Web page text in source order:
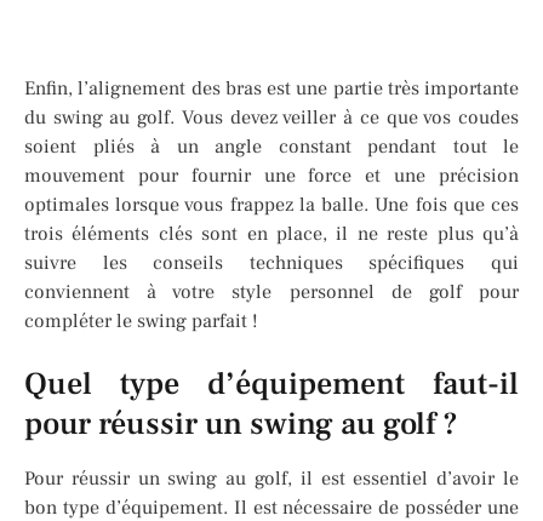
Enfin, l’alignement des bras est une partie très importante
du swing au golf. Vous devez veiller à ce que vos coudes
soient pliés à un angle constant pendant tout le
mouvement pour fournir une force et une précision
optimales lorsque vous frappez la balle. Une fois que ces
trois éléments clés sont en place, il ne reste plus qu’à
suivre les conseils techniques spécifiques qui
conviennent à votre style personnel de golf pour
compléter le swing parfait !
Quel type d’équipement faut-il
pour réussir un swing au golf ?
Pour réussir un swing au golf, il est essentiel d’avoir le
bon type d’équipement. Il est nécessaire de posséder une